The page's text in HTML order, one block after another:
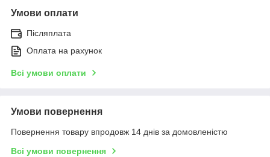
Умови оплати
Післяплата
Оплата на рахунок
Всі умови оплати
Умови повернення
Повернення товару впродовж 14 днів за домовленістю
Всі умови повернення